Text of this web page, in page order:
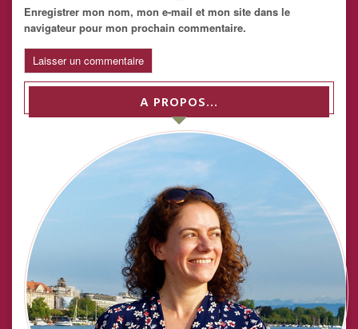
Enregistrer mon nom, mon e-mail et mon site dans le
navigateur pour mon prochain commentaire.
A PROPOS…